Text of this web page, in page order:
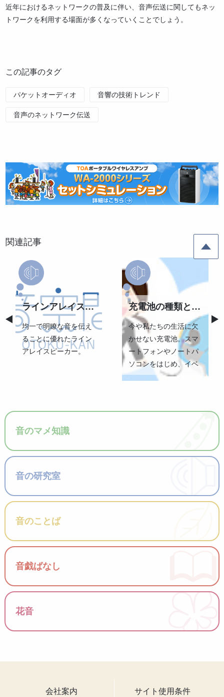
近年におけるネットワークの普及に伴い、音声伝送に関してもネッ
トワークを利用する場面が多くなっていくことでしょう。
この記事のタグ
パケットオーディオ 音響の技術トレンド
音声のネットワーク伝送
関連記事
ラインアレイスピーカーの「有効距離」について
均一で明瞭な音を伝え
ることに優れたライン
アレイスピーカー。
充電池の種類と特徴
今や私たちの生活に欠
かせない充電池。スマ
ートフォンやノートパ
ソコンをはじめ、イベ
ントや催事、課外活動
ブルワイヤレスアン
ています。
音のマメ知識
音の研究室
音のことば
音戯ばなし
花音
会社案内 サイト使用条件